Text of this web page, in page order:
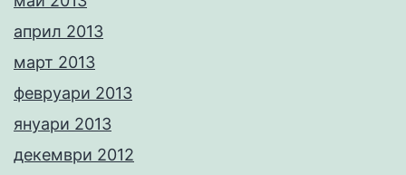
април 2013
март 2013
февруари 2013
януари 2013
декември 2012